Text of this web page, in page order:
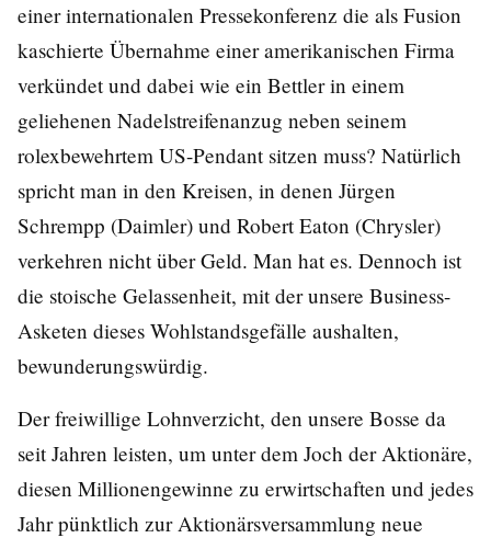
einer internationalen Pressekonferenz die als Fusion
kaschierte Übernahme einer amerikanischen Firma
verkündet und dabei wie ein Bettler in einem
geliehenen Nadelstreifenanzug neben seinem
rolexbewehrtem US-Pendant sitzen muss? Natürlich
spricht man in den Kreisen, in denen Jürgen
Schrempp (Daimler) und Robert Eaton (Chrysler)
verkehren nicht über Geld. Man hat es. Dennoch ist
die stoische Gelassenheit, mit der unsere Business-
Asketen dieses Wohlstandsgefälle aushalten,
bewunderungswürdig.
Der freiwillige Lohnverzicht, den unsere Bosse da
seit Jahren leisten, um unter dem Joch der Aktionäre,
diesen Millionengewinne zu erwirtschaften und jedes
Jahr pünktlich zur Aktionärsversammlung neue